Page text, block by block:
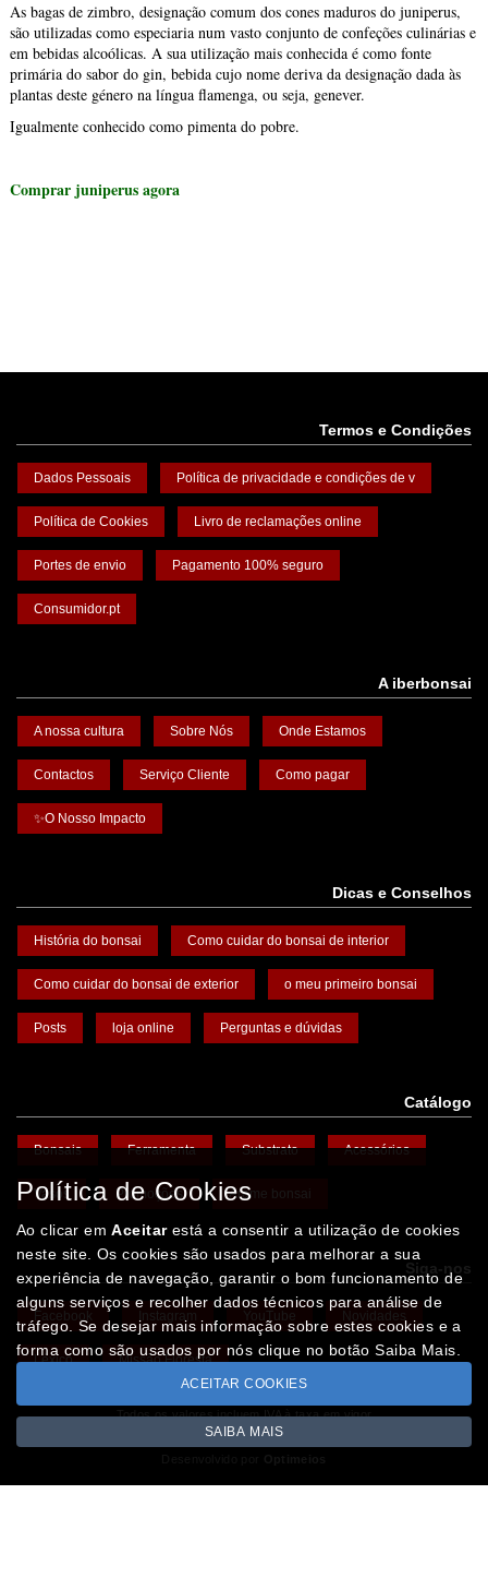
As bagas de zimbro, designação comum dos cones maduros do juniperus,
são utilizadas como especiaria num vasto conjunto de confeções culinárias e
em bebidas alcoólicas. A sua utilização mais conhecida é como fonte
primária do sabor do gin, bebida cujo nome deriva da designação dada às
plantas deste género na língua flamenga, ou seja, genever.
Igualmente conhecido como pimenta do pobre.
Comprar juniperus agora
Termos e Condições
Dados Pessoais Política de privacidade e condições de v
Política de Cookies Livro de reclamações online
Portes de envio Pagamento 100% seguro
Consumidor.pt
A iberbonsai
A nossa cultura Sobre Nós Onde Estamos
Contactos Serviço Cliente Como pagar
✨O Nosso Impacto
Dicas e Conselhos
História do bonsai Como cuidar do bonsai de interior
Como cuidar do bonsai de exterior o meu primeiro bonsai
Posts loja online Perguntas e dúvidas
Catálogo
Bonsais Ferramenta Substrato Acessórios
Vasos Promoções Arame bonsai
Siga-nos
Facebook Instagram YouTube Novidades
Léxico Missão Floresta
Todos os valores incluem IVA à taxa em vigor
Copyright © IBERBONSAI.pt 2026
Política de Cookies
Ao clicar emAceitarestá a consentir a utilização de cookies
neste site. Os cookies são usados para melhorar a sua
experiência de navegação, garantir o bom funcionamento de
alguns serviços e recolher dados técnicos para análise de
tráfego. Se desejar mais informação sobre estes cookies e a
forma como são usados por nós clique no botão Saiba Mais.
ACEITAR COOKIES
SAIBA MAIS